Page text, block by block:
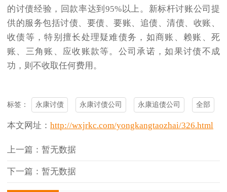
的讨债经验，回款率达到95%以上。新标杆讨账公司提
供的服务包括讨债、要债、要账、追债、清债、收账、
收债等，特别擅长处理疑难债务，如商账、赖账、死
账、三角账、应收账款等。公司承诺，如果讨债不成
功，则不收取任何费用。
标签： 永康讨债 永康讨债公司 永康追债公司 全部
本文网址： http://wxjrkc.com/yongkangtaozhai/326.html
上一篇：暂无数据
下一篇：暂无数据